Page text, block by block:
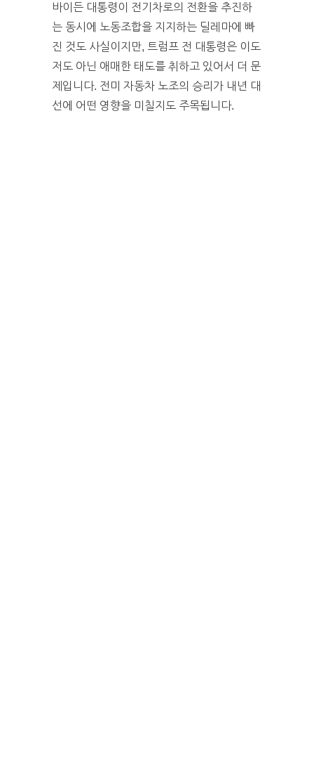
바이든 대통령이 전기차로의 전환을 추진하
는 동시에 노동조합을 지지하는 딜레마에 빠
진 것도 사실이지만, 트럼프 전 대통령은 이도
저도 아닌 애매한 태도를 취하고 있어서 더 문
제입니다. 전미 자동차 노조의 승리가 내년 대
선에 어떤 영향을 미칠지도 주목됩니다.